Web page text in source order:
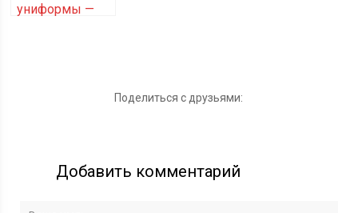
униформы —
Поделиться с друзьями:
Добавить комментарий